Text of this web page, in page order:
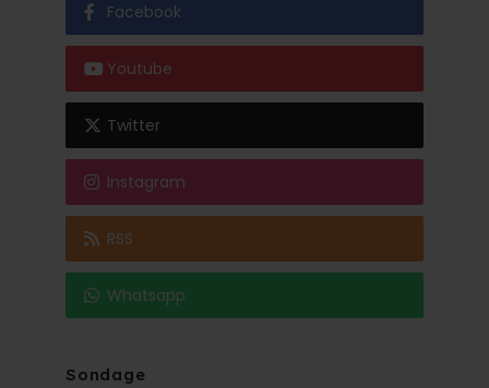
Facebook
Youtube
Twitter
Instagram
RSS
Whatsapp
Sondage